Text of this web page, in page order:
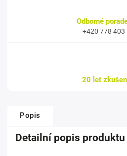
Odborné
+420 778 403
20 let
Popis
Detailní popis produktu